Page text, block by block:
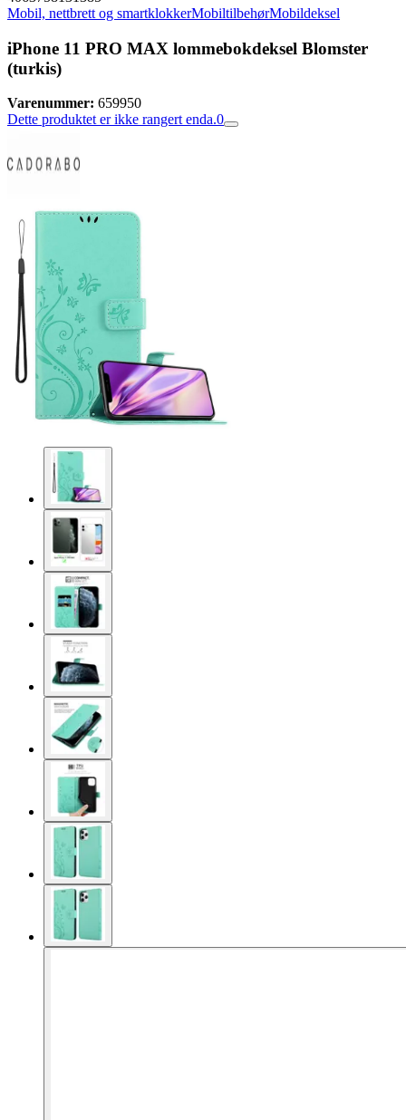
Mobil, nettbrett og smartklokkerMobiltilbehørMobildeksel
iPhone 11 PRO MAX lommebokdeksel Blomster
(turkis)
Varenummer: 659950
Dette produktet er ikke rangert enda.0